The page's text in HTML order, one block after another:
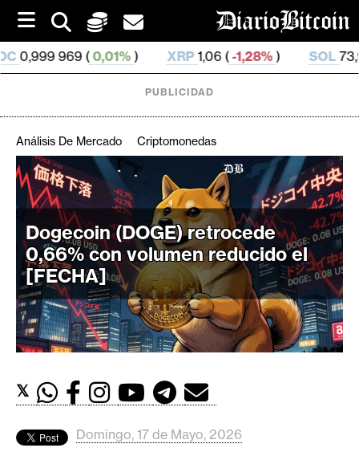
i
p
t
o
) XRP 1,06 (-1,28%) SOL73,95 (0,07%)
C
r
i
p
t
o
M
e
r
d
s
PUBLICIDAD
Análisis De Mercado Criptomonedas
Dogecoin (DOGE) retrocede
0,66% con volumen reducido el
[FECHA]
𝕏
Domingo, 17 de Mayo, 2026